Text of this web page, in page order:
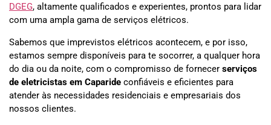
DGEG, altamente qualificados e experientes, prontos para lidar
com uma ampla gama de serviços elétricos.
Sabemos que imprevistos elétricos acontecem, e por isso,
estamos sempre disponíveis para te socorrer, a qualquer hora
do dia ou da noite, com o compromisso de fornecer serviços
de eletricistas em Caparide confiáveis e eficientes para
atender às necessidades residenciais e empresariais dos
nossos clientes.